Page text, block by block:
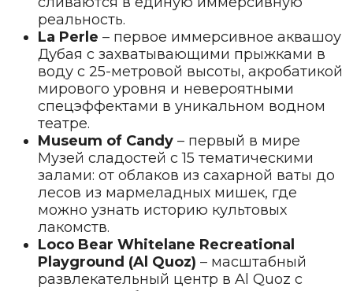
реальность.
La Perle – первое иммерсивное аквашоу
Дубая с захватывающими прыжками в
воду с 25-метровой высоты, акробатикой
мирового уровня и невероятными
спецэффектами в уникальном водном
театре.
Museum of Candy– первый в мире
Музей сладостей с 15 тематическими
залами: от облаков из сахарной ваты до
лесов из мармеладных мишек, где
можно узнать историю культовых
лакомств.
Loco Bear Whitelane Recreational
Playground (Al Quoz) – масштабный
развлекательный центр в Al Quoz с